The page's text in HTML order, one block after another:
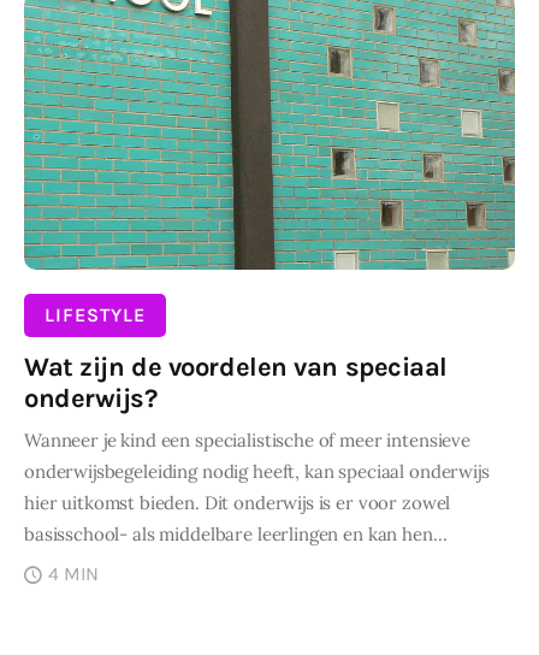
Wonen
Zakelijk
LIFESTYLE
Wat zijn de voordelen van speciaal
onderwijs?
Wanneer je kind een specialistische of meer intensieve
onderwijsbegeleiding nodig heeft, kan speciaal onderwijs
hier uitkomst bieden. Dit onderwijs is er voor zowel
basisschool- als middelbare leerlingen en kan hen…
DELEN
4 MIN